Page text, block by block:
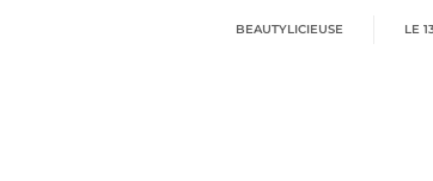
BEAUTYLICIEUSE LE